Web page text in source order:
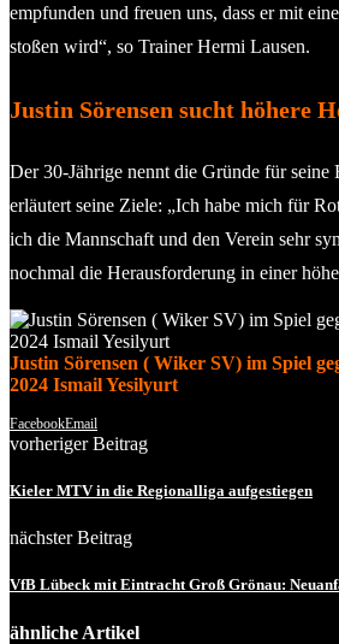
empfunden und freuen uns, dass er mit
stoßen wird“, so Trainer Hermi Lausen.
Justin Sörensen sucht höhere
Der 30-Jährige nennt die Gründe für seine
erläutert seine Ziele: „Ich habe mich für
ich die Mannschaft und den Verein sehr
nochmal die Herausforderung in einer
Justin Sörensen ( Wiker SV) im Spiel
2024 Ismail Yesilyurt
FacebookEmail
vorheriger Beitrag
Kieler MTV in die Regionalliga aufgestiegen
nächster Beitrag
VfB Lübeck mit Eintracht Groß Grönau:
ähnliche Artikel